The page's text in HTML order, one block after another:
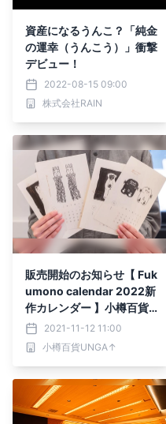
資産になるうんこ？「純金
の運幸（うんこう）」衝撃
デビュー！
2022-08-15 09:00
株式会社RAIN
販売開始のお知らせ【 Fuk
umono calendar 2022新
作カレンダー 】小樽百貨U
NGA↑2021-11-12 11:00
小樽百貨UNGA↑